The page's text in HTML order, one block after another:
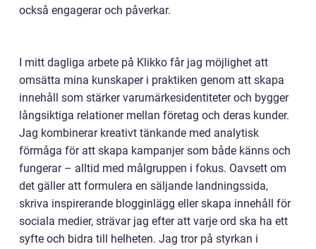
också engagerar och påverkar.
I mitt dagliga arbete på Klikko får jag möjlighet att
omsätta mina kunskaper i praktiken genom att skapa
innehåll som stärker varumärkesidentiteter och bygger
långsiktiga relationer mellan företag och deras kunder.
Jag kombinerar kreativt tänkande med analytisk
förmåga för att skapa kampanjer som både känns och
fungerar – alltid med målgruppen i fokus. Oavsett om
det gäller att formulera en säljande landningssida,
skriva inspirerande blogginlägg eller skapa innehåll för
sociala medier, strävar jag efter att varje ord ska ha ett
syfte och bidra till helheten. Jag tror på styrkan i